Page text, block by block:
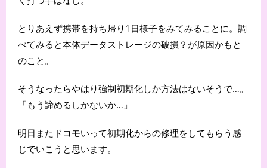
とりあえず携帯を持ち帰り1日様子をみてみることに。調
べてみると本体データストレージの破損？が原因かもと
のこと。
そうなったらやはり強制初期化しか方法はないそうで…。
「もう諦めるしかないか…」
明日またドコモいって初期化からの修理をしてもらう感
じでいこうと思います。